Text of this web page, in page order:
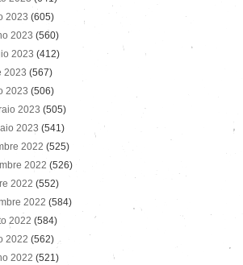
2023 (605)
2023 (560)
2023 (412)
2023 (567)
2023 (506)
2023 (505)
2023 (541)
2022 (525)
2022 (526)
2022 (552)
2022 (584)
2022 (584)
2022 (562)
2022 (521)